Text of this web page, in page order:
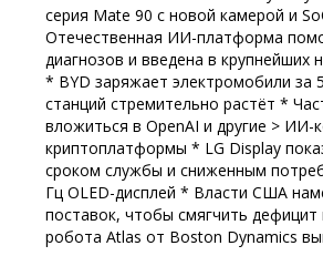
серия Mate 90 с новой камерой и
Отечественная ИИ-платформа
диагнозов и введена в крупнейших
* BYD заряжает электромобили за
станций стремительно растёт *
вложиться в OpenAI и другие > ИИ-
криптоплатформы * LG Display
сроком службы и сниженным
Гц OLED-дисплей * Власти США
поставок, чтобы смягчить
робота Atlas от Boston Dynamics